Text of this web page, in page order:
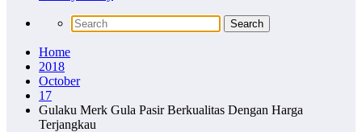
Home
2018
October
17
Gulaku Merk Gula Pasir Berkualitas Dengan Harga
Terjangkau